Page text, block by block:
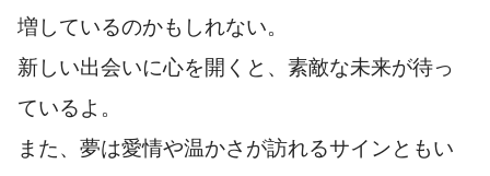
増しているのかもしれない。
新しい出会いに心を開くと、素敵な未来が待っ
ているよ。
また、夢は愛情や温かさが訪れるサインともい